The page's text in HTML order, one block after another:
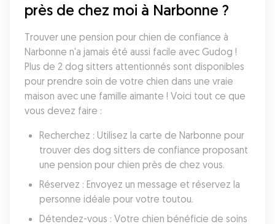
près de chez moi à Narbonne ?
Trouver une pension pour chien de confiance à
Narbonne n'a jamais été aussi facile avec Gudog !
Plus de 2 dog sitters attentionnés sont disponibles
pour prendre soin de votre chien dans une vraie
maison avec une famille aimante ! Voici tout ce que
vous devez faire :
Recherchez : Utilisez la carte de Narbonne pour
trouver des dog sitters de confiance proposant
une pension pour chien près de chez vous.
Réservez : Envoyez un message et réservez la
personne idéale pour votre toutou.
Détendez-vous : Votre chien bénéficie de soins